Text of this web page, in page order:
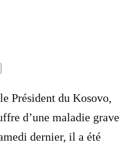
Président du Kosovo,
d’une maladie grave
dernier, il a été